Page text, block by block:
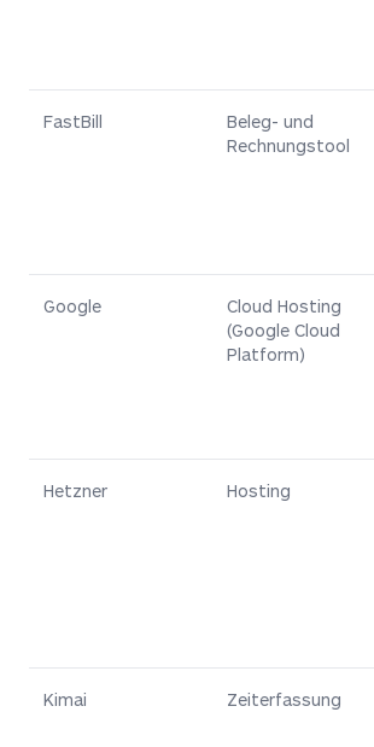
FastBill
Beleg- und
Rechnungstool
Google
Cloud Hosting
(Google Cloud
Platform)
Hetzner Hosting
Kimai Zeiterfassung